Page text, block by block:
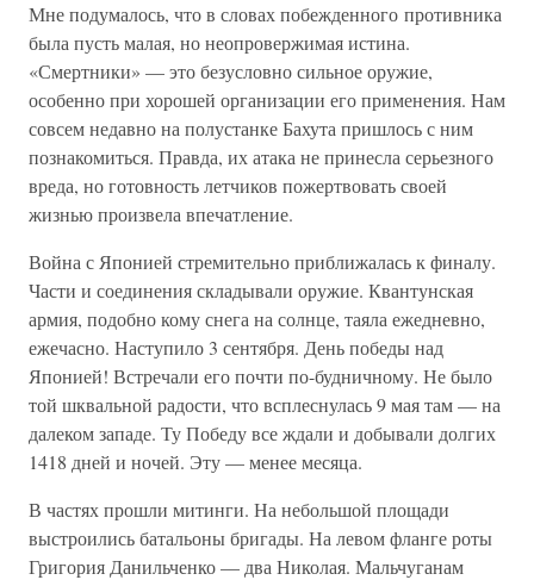
Мне подумалось, что в словах побежденного противника
была пусть малая, но неопровержимая истина.
«Смертники» — это безусловно сильное оружие,
особенно при хорошей организации его применения. Нам
совсем недавно на полустанке Бахута пришлось с ним
познакомиться. Правда, их атака не принесла серьезного
вреда, но готовность летчиков пожертвовать своей
жизнью произвела впечатление.
Война с Японией стремительно приближалась к финалу.
Части и соединения складывали оружие. Квантунская
армия, подобно кому снега на солнце, таяла ежедневно,
ежечасно. Наступило 3 сентября. День победы над
Японией! Встречали его почти по-будничному. Не было
той шквальной радости, что всплеснулась 9 мая там — на
далеком западе. Ту Победу все ждали и добывали долгих
1418 дней и ночей. Эту — менее месяца.
В частях прошли митинги. На небольшой площади
выстроились батальоны бригады. На левом фланге роты
Григория Данильченко — два Николая. Мальчуганам